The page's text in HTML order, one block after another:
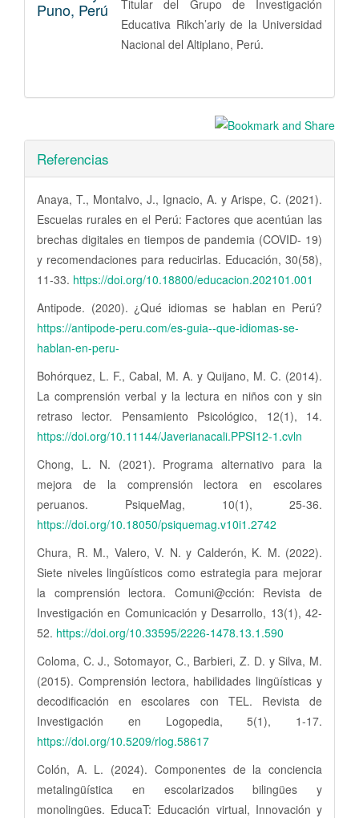
Puno, Perú
Titular del Grupo de Investigación
Educativa Rikch’ariy de la Universidad
Nacional del Altiplano, Perú.
Referencias
Anaya, T., Montalvo, J., Ignacio, A. y Arispe, C. (2021).
Escuelas rurales en el Perú: Factores que acentúan las
brechas digitales en tiempos de pandemia (COVID- 19)
y recomendaciones para reducirlas. Educación, 30(58),
11-33. https://doi.org/10.18800/educacion.202101.001
Antipode. (2020). ¿Qué idiomas se hablan en Perú?
https://antipode-peru.com/es-guia--que-idiomas-se-
hablan-en-peru-
Bohórquez, L. F., Cabal, M. A. y Quijano, M. C. (2014).
La comprensión verbal y la lectura en niños con y sin
retraso lector. Pensamiento Psicológico, 12(1), 14.
https://doi.org/10.11144/Javerianacali.PPSI12-1.cvln
Chong, L. N. (2021). Programa alternativo para la
mejora de la comprensión lectora en escolares
peruanos. PsiqueMag, 10(1), 25-36.
https://doi.org/10.18050/psiquemag.v10i1.2742
Chura, R. M., Valero, V. N. y Calderón, K. M. (2022).
Siete niveles lingüísticos como estrategia para mejorar
la comprensión lectora. Comuni@cción: Revista de
Investigación en Comunicación y Desarrollo, 13(1), 42-
52. https://doi.org/10.33595/2226-1478.13.1.590
Coloma, C. J., Sotomayor, C., Barbieri, Z. D. y Silva, M.
(2015). Comprensión lectora, habilidades lingüísticas y
decodificación en escolares con TEL. Revista de
Investigación en Logopedia, 5(1), 1-17.
https://doi.org/10.5209/rlog.58617
Colón, A. L. (2024). Componentes de la conciencia
metalingüística en escolarizados bilingües y
monolingües. EducaT: Educación virtual, Innovación y